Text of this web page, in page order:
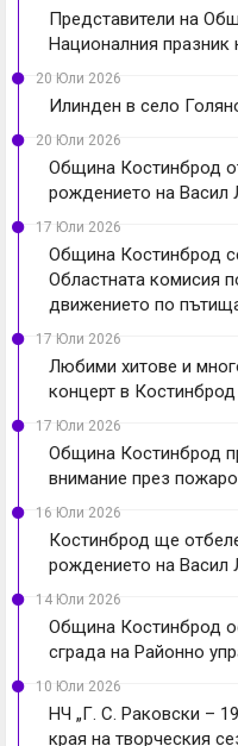
Представители на
Националния празник
20 Юли 2026
Илинден в село
20 Юли 2026
Община Костинброд
рождението на Васил
17 Юли 2026
Община Костинброд
Областната комисия
движението по
17 Юли 2026
Любими хитове и
концерт в Костинброд
17 Юли 2026
Община Костинброд
внимание през
16 Юли 2026
Костинброд ще
рождението на Васил
14 Юли 2026
Община Костинброд
сграда на Районно
10 Юли 2026
НЧ „Г. С. Раковски –
края на творческия